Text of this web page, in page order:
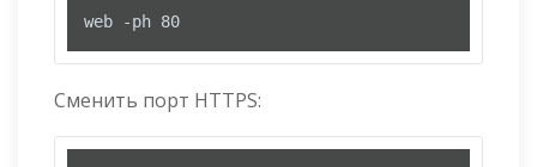
web -ph 80
Сменить порт HTTPS: